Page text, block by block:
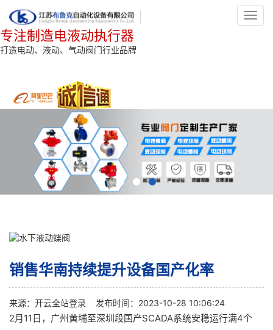
专注制造电液动执行器
打造电动、液动、气动阀门行业品牌
销售华南持续提升设备国产化率
来源： 开云全站登录 发布时间：2023-10-28 10:06:24
2月11日，广州黄埔至深圳段国产SCADA系统安稳运行满4个